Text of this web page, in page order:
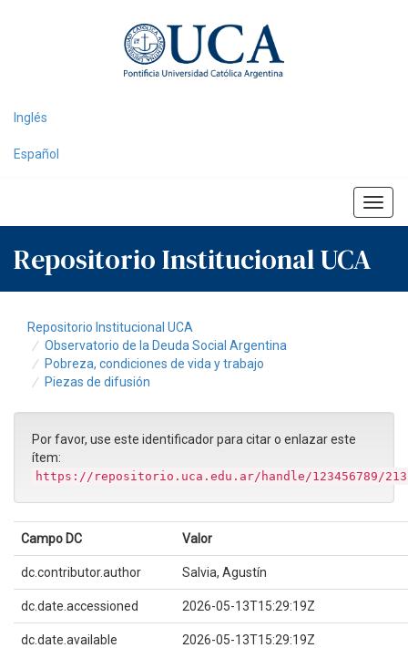
Inglés
Español
Repositorio Institucional UCA
Repositorio Institucional UCA
Observatorio de la Deuda Social Argentina
Pobreza, condiciones de vida y trabajo
Piezas de difusión
Por favor, use este identificador para citar o enlazar este
ítem:
https://repositorio.uca.edu.ar/handle/123456789/
Campo DC Valor
dc.contributor.author Salvia, Agustín
dc.date.accessioned 2026-05-13T15:29:19Z
dc.date.available 2026-05-13T15:29:19Z